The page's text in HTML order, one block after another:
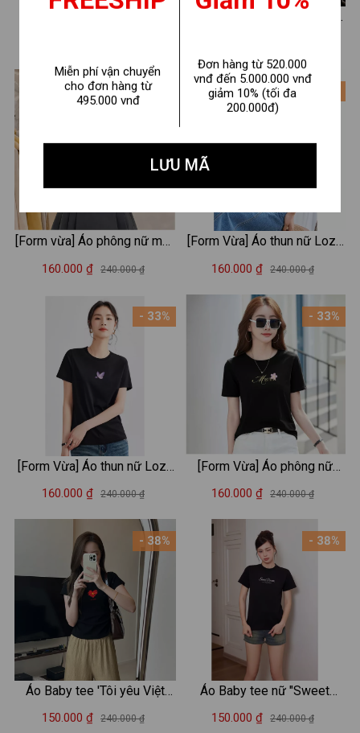
- 33%
[Form vừa] Áo phông nữ màu
Be nhiều mẫu - Loza G0467
160.000 ₫ 240.000 ₫
- 33%
[Form Vừa] Áo thun nữ Loza
2 màu đen/trắng chất liệu
phông nữ Mã VT8131
160.000 ₫ 240.000 ₫
- 38%
Áo Baby tee 'Tôi yêu Việt
Nam' in hình 'Cờ đỏ sao
150.000 ₫ 240.000 ₫
[Form Vừa] Áo thun nữ cổ tim
nữ cổ V Loza G0217
[Form Vừa] Áo thun nữ Loza
hình tim nhiều màu chất liệu
phông mùa hè mã VT8132
160.000 ₫ 240.000 ₫
- 33%
[Form Vừa] Áo phông nữ
Loza chất liệu thun cotton
160.000 ₫ 240.000 ₫
- 38%
Áo Baby tee nữ "Sweet
dream" 2 màu trắng/đen
150.000 ₫ 240.000 ₫
Miễn phí vận chuyển
cho đơn hàng từ
495.000 vnđ
Đơn hàng từ 520.000
vnđ đến 5.000.000 vnđ
giảm 10% (tối đa
200.000đ)
LƯU MÃ